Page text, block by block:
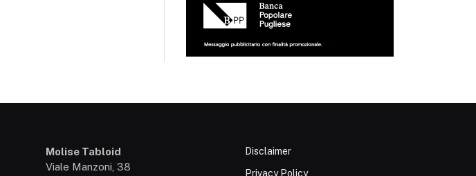
Molise Tabloid
Viale Manzoni, 38
Disclaimer
Privacy Policy